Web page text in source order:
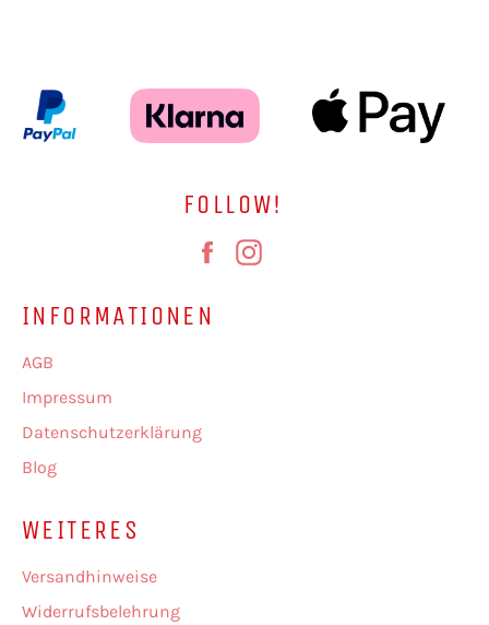
FOLLOW!
Facebook
INFORMATIONEN
AGB
Impressum
Datenschutzerklärung
Blog
WEITERES
Versandhinweise
Widerrufsbelehrung